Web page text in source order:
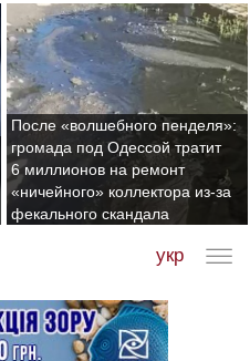
После «волшебного пенделя»:
громада под Одессой тратит
6 миллионов на ремонт
«ничейного» коллектора из-за
фекального скандала
укр